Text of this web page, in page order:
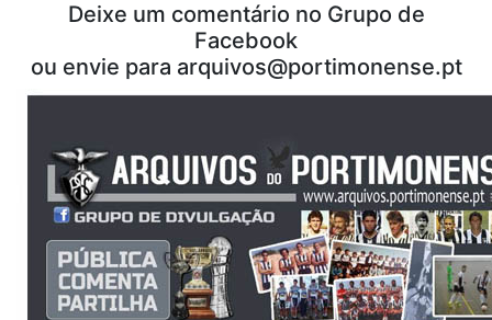
Deixe um comentário no Grupo de
Facebook
ou envie para arquivos@portimonense.pt